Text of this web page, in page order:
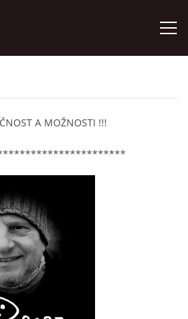
eStránky.cz
A MOŽNOSTI !!!